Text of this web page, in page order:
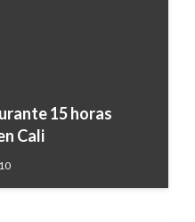
15 horas
Cali
de USD 700
de salud de